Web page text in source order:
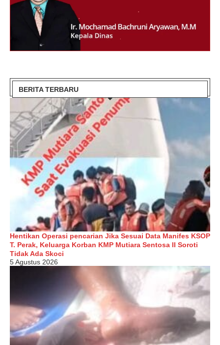
BERITA TERBARU
Hentikan Operasi pencarian Jika Sesuai Data Manifes KSOP
T. Perak, Keluarga Korban KMP Mutiara Sentosa II Soroti
Tidak Ada Skoci
5 Agustus 2026